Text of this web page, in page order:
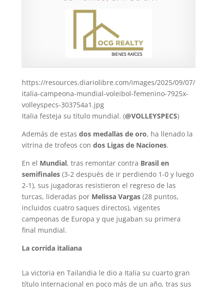
https://resources.diariolibre.com/images/2025/09/07/
italia-campeona-mundial-voleibol-femenino-7925x-
volleyspecs-303754a1.jpg
Italia festeja su título mundial. (@VOLLEYSPECS)
Además de estas dos medallas de oro, ha llenado la
vitrina de trofeos con dos Ligas de Naciones.
En el Mundial, tras remontar contra Brasil en
semifinales(3-2 después de ir perdiendo 1-0 y luego
2-1), sus jugadoras resistieron el regreso de las
turcas, lideradas por Melissa Vargas(28 puntos,
incluidos cuatro saques directos), vigentes
campeonas de Europa y que jugaban su primera
final mundial.
La corrida italiana
La victoria en Tailandia le dio a Italia su cuarto gran
título internacional en poco más de un año, tras sus